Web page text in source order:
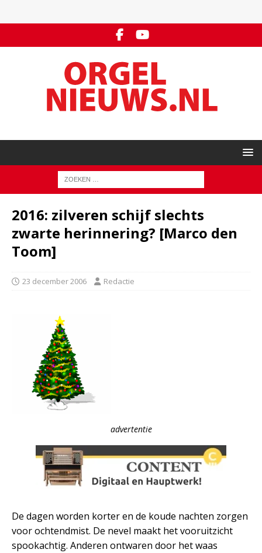
2016: zilveren schijf slechts
zwarte herinnering? [Marco den
Toom]
23 december 2006 Redactie
advertentie
De dagen worden korter en de koude nachten zorgen
voor ochtendmist. De nevel maakt het vooruitzicht
spookachtig. Anderen ontwaren door het waas